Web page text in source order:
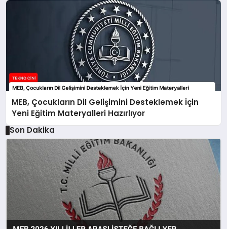
MEB, Çocukların Dil Gelişimini Desteklemek İçin
Yeni Eğitim Materyalleri Hazırlıyor
Son Dakika